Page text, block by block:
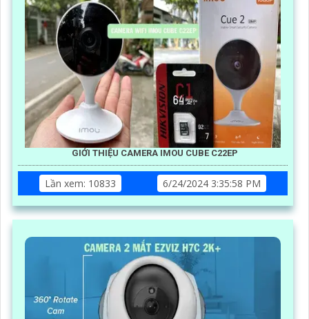
GIỚI THIỆU CAMERA IMOU CUBE C22EP
Lần xem: 10833 6/24/2024 3:35:58 PM